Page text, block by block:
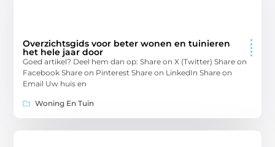
Overzichtsgids voor beter wonen en tuinieren
het hele jaar door
Goed artikel? Deel hem dan op: Share on X (Twitter) Share on
Facebook Share on Pinterest Share on LinkedIn Share on
Email Uw huis en
Woning En Tuin